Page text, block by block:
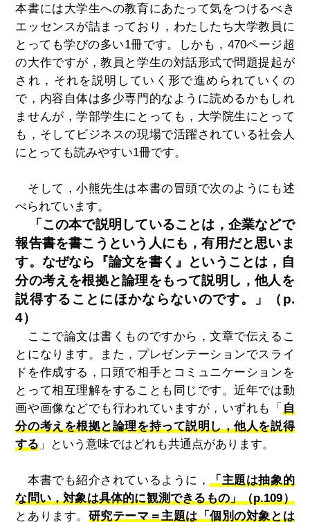
本書には大学生への教育にあたって気をつけるべき
エッセンスが詰まっており，わたしたち大学教員に
とっても学びの多い1冊です。しかも，470ページ超
の大作ですが，教員と学生の対話形式で問題提起が
され，それを説明していく形で進められていくの
で，内容自体は多少専門的なように読めるかもしれ
ませんが，学部学生にとっても，大学院生にとって
も，そしてビジネスの現場で活躍されている社会人
にとっても読みやすい1冊です。
そして，小熊先生は本書の冒頭で次のようにも述
べられています。
「この本で説明していることは，企業などで
報告書を書こうという人にも，有用だと思いま
す。なぜなら『論文を書く』ということは，自
分の考えを根拠と論理をもって説明し，他人を
説得することにほかならないのです。」（p.
4）
ここで論文は書くものですから，文章で伝えるこ
とになります。また，プレゼンテーションでスライ
ドを作成する，口頭で相手とコミュニケーションを
とって相互理解をすることも同じです。近年では動
画や画像などでも行われていますが，いずれも「 自
分の考えを根拠と論理を持って説明し，他人を説得
する 」という意味ではどれも共通点があります。
本書でも紹介されているように，「主題は抽象的
な問い，対象は具体的に観測できるもの」（p.109）
とあります。 研究テーマ＝主題は「個別の対象とは